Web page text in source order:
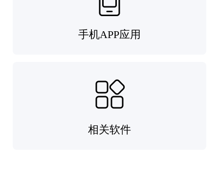
手机APP应用
相关软件